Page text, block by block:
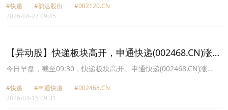
控股(002352.CN)涨1.62%报37.09元，申通快递(002468.CN)涨
1.38%报17.69元。
#快递 #韵达股份
#002120.CN
2026-04-27 09:45
【异动股】快递板块高开，申通快递(002468.CN)涨
10.0%
今日早盘，截至09:30，快递板块高开。申通快递(002468.CN)涨
股份(002120.CN)涨4.26%报6.86元，顺丰控股(002352.CN)涨2.45%
报38.09元。
#快递 #申通快递
#002468.CN
2026-04-15 09:31